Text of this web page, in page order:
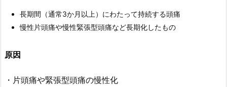
長期間（通常3か月以上）にわたって持続する頭痛
慢性片頭痛や慢性緊張型頭痛など長期化したもの
原因
・片頭痛や緊張型頭痛の慢性化